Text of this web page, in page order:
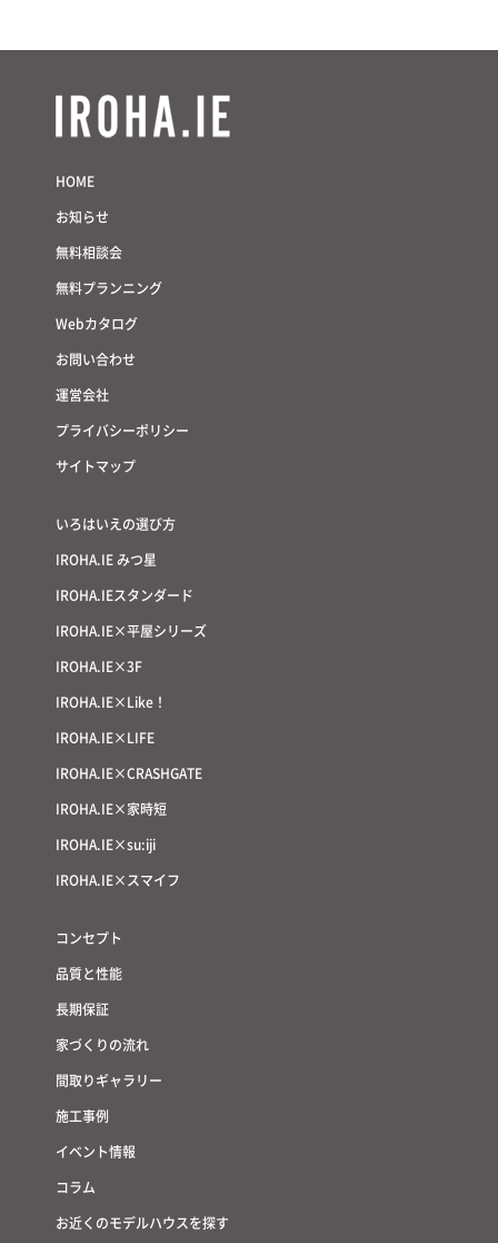
HOME
お知らせ
無料相談会
無料プランニング
Webカタログ
お問い合わせ
運営会社
プライバシーポリシー
サイトマップ
いろはいえの選び方
IROHA.IE みつ星
IROHA.IEスタンダード
IROHA.IE×平屋シリーズ
IROHA.IE×3F
IROHA.IE×Like！
IROHA.IE×LIFE
IROHA.IE×CRASHGATE
IROHA.IE×家時短
IROHA.IE×su:iji
IROHA.IE×スマイフ
コンセプト
品質と性能
長期保証
家づくりの流れ
間取りギャラリー
施工事例
イベント情報
コラム
お近くのモデルハウスを探す